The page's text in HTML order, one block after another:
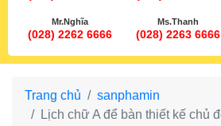
Mr.Nghĩa
(028) 2262 6666
Ms.Thanh
(028) 2263 6666
Trang chủ
sanphamin
Lịch chữ A để bàn thiết kế chủ